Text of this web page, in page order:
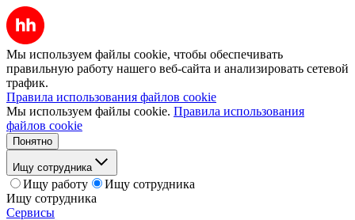
Мы используем файлы cookie, чтобы обеспечивать
правильную работу нашего веб-сайта и анализировать сетевой
трафик.
Правила использования файлов cookie
Мы используем файлы cookie. Правила использования
файлов cookie
Понятно
Ищу сотрудника
Ищу работу
Ищу сотрудника
Ищу сотрудника
Сервисы